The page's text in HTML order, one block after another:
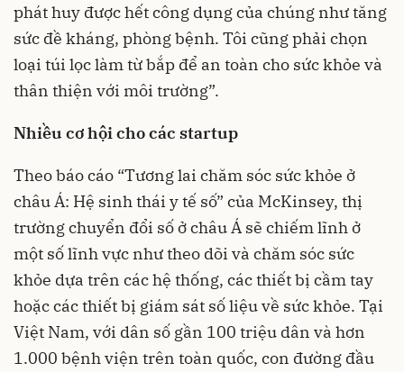
phát huy được hết công dụng của chúng như tăng
sức đề kháng, phòng bệnh. Tôi cũng phải chọn
loại túi lọc làm từ bắp để an toàn cho sức khỏe và
thân thiện với môi trường”.
Nhiều cơ hội cho các startup
Theo báo cáo “Tương lai chăm sóc sức khỏe ở
châu Á: Hệ sinh thái y tế số” của McKinsey, thị
trường chuyển đổi số ở châu Á sẽ chiếm lĩnh ở
một số lĩnh vực như theo dõi và chăm sóc sức
khỏe dựa trên các hệ thống, các thiết bị cầm tay
hoặc các thiết bị giám sát số liệu về sức khỏe. Tại
Việt Nam, với dân số gần 100 triệu dân và hơn
1.000 bệnh viện trên toàn quốc, con đường đầu